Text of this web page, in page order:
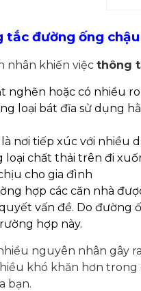
tắc đường ống
nhân khiến việc thông
nghẽn hoặc có nhiều
loại bát đĩa sử dụng
nơi tiếp xúc với nhiều
loại chất thải trên đi
cho gia đình
hợp các căn nhà
vấn đề. Do đường
hợp này.
nguyên nhân gây
khó khăn hơn
bạn.